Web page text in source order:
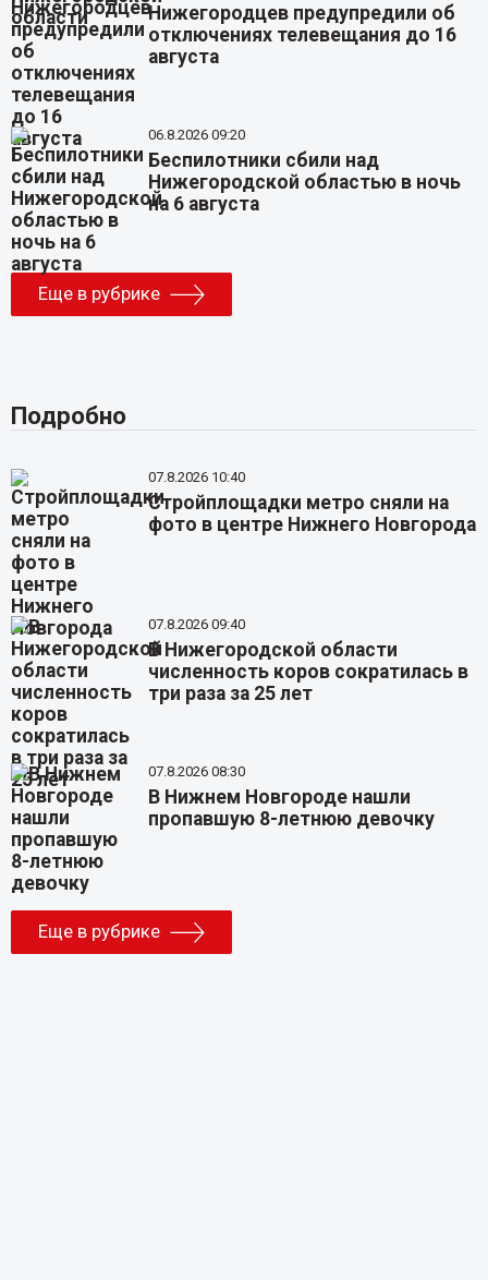
Нижегородцев предупредили об
отключениях телевещания до 16
августа
06.8.2026 09:20
Беспилотники сбили над
Нижегородской областью в ночь
на 6 августа
Еще в рубрике
Подробно
07.8.2026 10:40
Стройплощадки метро сняли на
фото в центре Нижнего Новгорода
07.8.2026 09:40
В Нижегородской области
численность коров сократилась в
три раза за 25 лет
07.8.2026 08:30
В Нижнем Новгороде нашли
пропавшую 8-летнюю девочку
Еще в рубрике